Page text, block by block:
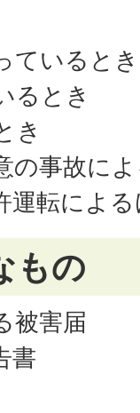
ているとき
るとき
き
の事故に
運転によ
もの
被害届
書